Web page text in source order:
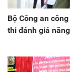
Bộ Công an
thi đánh giá